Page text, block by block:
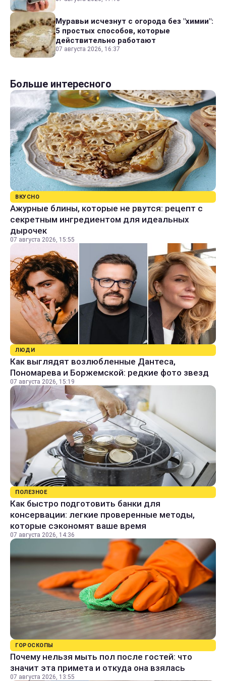
Муравьи исчезнут с огорода без "химии":
5 простых способов, которые
действительно работают
07 августа 2026, 16:37
Больше интересного
ВКУСНО
Ажурные блины, которые не рвутся: рецепт с
секретным ингредиентом для идеальных
дырочек
07 августа 2026, 15:55
ЛЮДИ
Как выглядят возлюбленные Дантеса,
Пономарева и Боржемской: редкие фото звезд
07 августа 2026, 15:19
ПОЛЕЗНОЕ
Как быстро подготовить банки для
консервации: легкие проверенные методы,
которые сэкономят ваше время
07 августа 2026, 14:36
ГОРОСКОПЫ
Почему нельзя мыть пол после гостей: что
значит эта примета и откуда она взялась
07 августа 2026, 13:55